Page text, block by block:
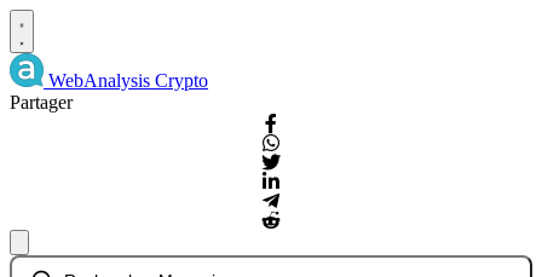
WebAnalysis Crypto
Partager